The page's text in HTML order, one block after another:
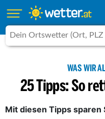
WAS WIR
25 Tipps: So
Mit diesen Tipps sparen